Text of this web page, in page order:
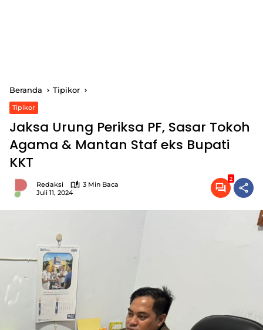
Beranda Tipikor
Tipikor
Jaksa Urung Periksa PF, Sasar Tokoh
Agama & Mantan Staf eks Bupati
KKT
Redaksi
3 Min Baca
Juli 11, 2024
2